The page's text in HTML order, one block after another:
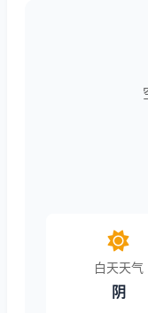
白天天气
阴